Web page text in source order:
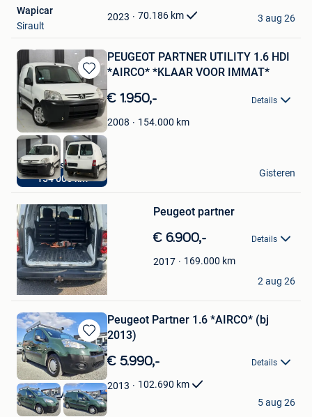
Favorieten
2023 70.186 km
Wapicar
Sirault
3 aug 26
Bewaren
in
Mijn
Favorieten
154 000 km
PEUGEOT PARTNER UTILITY 1.6 HDI
*AIRCO* *KLAAR VOOR IMMAT*
€ 1.950,- Details
2008 154.000 km
Pro M Cars
Souvret
Gisteren
Bewaren
Mijn
Favorieten
Peugeot partner
€ 6.900,- Details
2017 169.000 km
michel
Halen
2 aug 26
Bewaren
in
Mijn
Favorieten
Peugeot Partner 1.6 *AIRCO* (bj
2013)
€ 5.990,- Details
2013 102.690 km
Brussels Motors
Tubize
5 aug 26